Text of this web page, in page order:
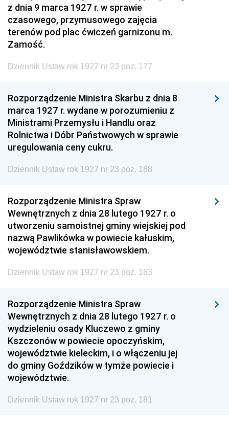
z dnia 9 marca 1927 r. w sprawie
czasowego, przymusowego zajęcia
terenów pod plac ćwiczeń garnizonu m.
Zamość.
Dziennik Ustaw rok 1927 nr 23 poz. 177
Rozporządzenie Ministra Skarbu z dnia 8
marca 1927 r. wydane w porozumieniu z
Ministrami Przemysłu i Handlu oraz
Rolnictwa i Dóbr Państwowych w sprawie
uregulowania ceny cukru.
Dziennik Ustaw rok 1927 nr 23 poz. 188
Rozporządzenie Ministra Spraw
Wewnętrznych z dnia 28 lutego 1927 r. o
utworzeniu samoistnej gminy wiejskiej pod
nazwą Pawlikówka w powiecie kałuskim,
województwie stanisławowskiem.
Dziennik Ustaw rok 1927 nr 23 poz. 183
Rozporządzenie Ministra Spraw
Wewnętrznych z dnia 28 lutego 1927 r. o
wydzieleniu osady Kluczewo z gminy
Kszczonów w powiecie opoczyńskim,
województwie kieleckim, i o włączeniu jej
do gminy Goździków w tymże powiecie i
województwie.
Dziennik Ustaw rok 1927 nr 23 poz. 181